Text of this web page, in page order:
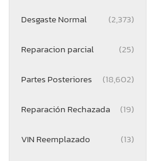
Desgaste Normal (2,373)
Reparacion parcial (25)
Partes Posteriores (18,602)
Reparación Rechazada (19)
VIN Reemplazado (13)